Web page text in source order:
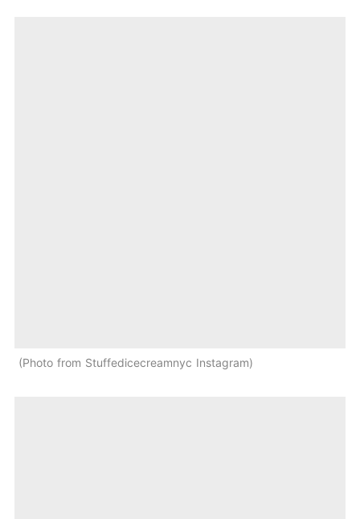
Photo from Stuffedicecreamnyc Instagram